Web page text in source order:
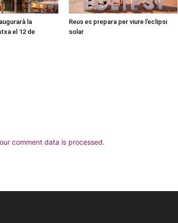
la
el 12 de
Reus es prepara per viure l’eclipsi
solar
comment data is processed.